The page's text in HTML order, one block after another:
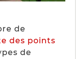
de
des points
de